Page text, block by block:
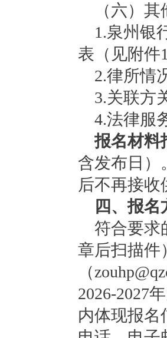
（六）其
1.泉州银
表（见附件
2.律所情
3.关联方
4.法律服
报名材料
含发布日）
后不再接收
四、报名
符合要求
章后扫描件
（
2026-2027
内体现报名